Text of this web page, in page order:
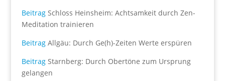
BeitragSchloss Heinsheim: Achtsamkeit durch Zen-
Meditation trainieren
BeitragAllgäu: Durch Ge(h)-Zeiten Werte erspüren
BeitragStarnberg: Durch Obertöne zum Ursprung
gelangen